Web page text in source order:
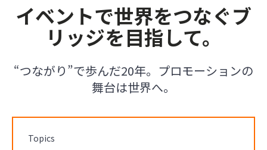
イベントで世界をつなぐブ
リッジを目指して。
“つながり”で歩んだ20年。プロモーションの
舞台は世界へ。
Topics